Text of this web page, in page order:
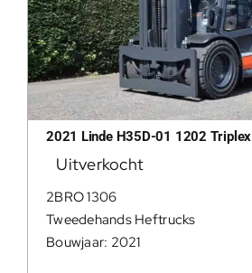
2021 Linde H35D-01 1202 Triplex
Uitverkocht
2BRO 1306
Tweedehands Heftrucks
Bouwjaar: 2021